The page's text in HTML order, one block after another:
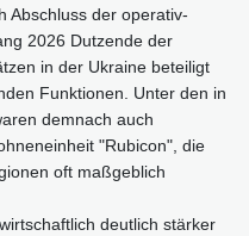
Abschluss der operativ-
2026 Dutzende der
in der Ukraine beteiligt
Funktionen. Unter den in
demnach auch
"Rubicon", die
oft maßgeblich
deutlich stärker